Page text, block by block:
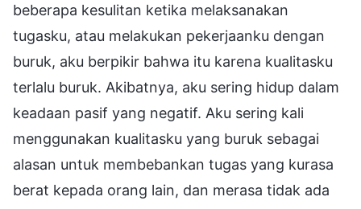
beberapa kesulitan ketika melaksanakan
tugasku, atau melakukan pekerjaanku dengan
buruk, aku berpikir bahwa itu karena kualitasku
terlalu buruk. Akibatnya, aku sering hidup dalam
keadaan pasif yang negatif. Aku sering kali
menggunakan kualitasku yang buruk sebagai
alasan untuk membebankan tugas yang kurasa
berat kepada orang lain, dan merasa tidak ada